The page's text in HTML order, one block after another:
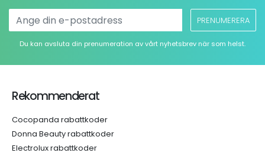
PRENUMERERA
Du kan avsluta din prenumeration av vårt nyhetsbrev när som helst.
Rekommenderat
Cocopanda rabattkoder
Donna Beauty rabattkoder
Electrolux rabattkoder